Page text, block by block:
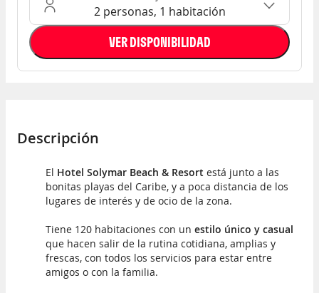
2 personas, 1 habitación
VER DISPONIBILIDAD
Descripción
El Hotel Solymar Beach & Resort está junto a las
bonitas playas del Caribe, y a poca distancia de los
lugares de interés y de ocio de la zona.
Tiene 120 habitaciones con un estilo único y casual
que hacen salir de la rutina cotidiana, amplias y
frescas, con todos los servicios para estar entre
amigos o con la familia.